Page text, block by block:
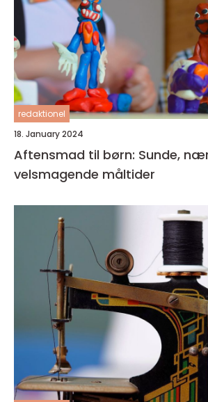
redaktionel
18. January 2024
Aftensmad til børn: Sunde,
velsmagende måltider